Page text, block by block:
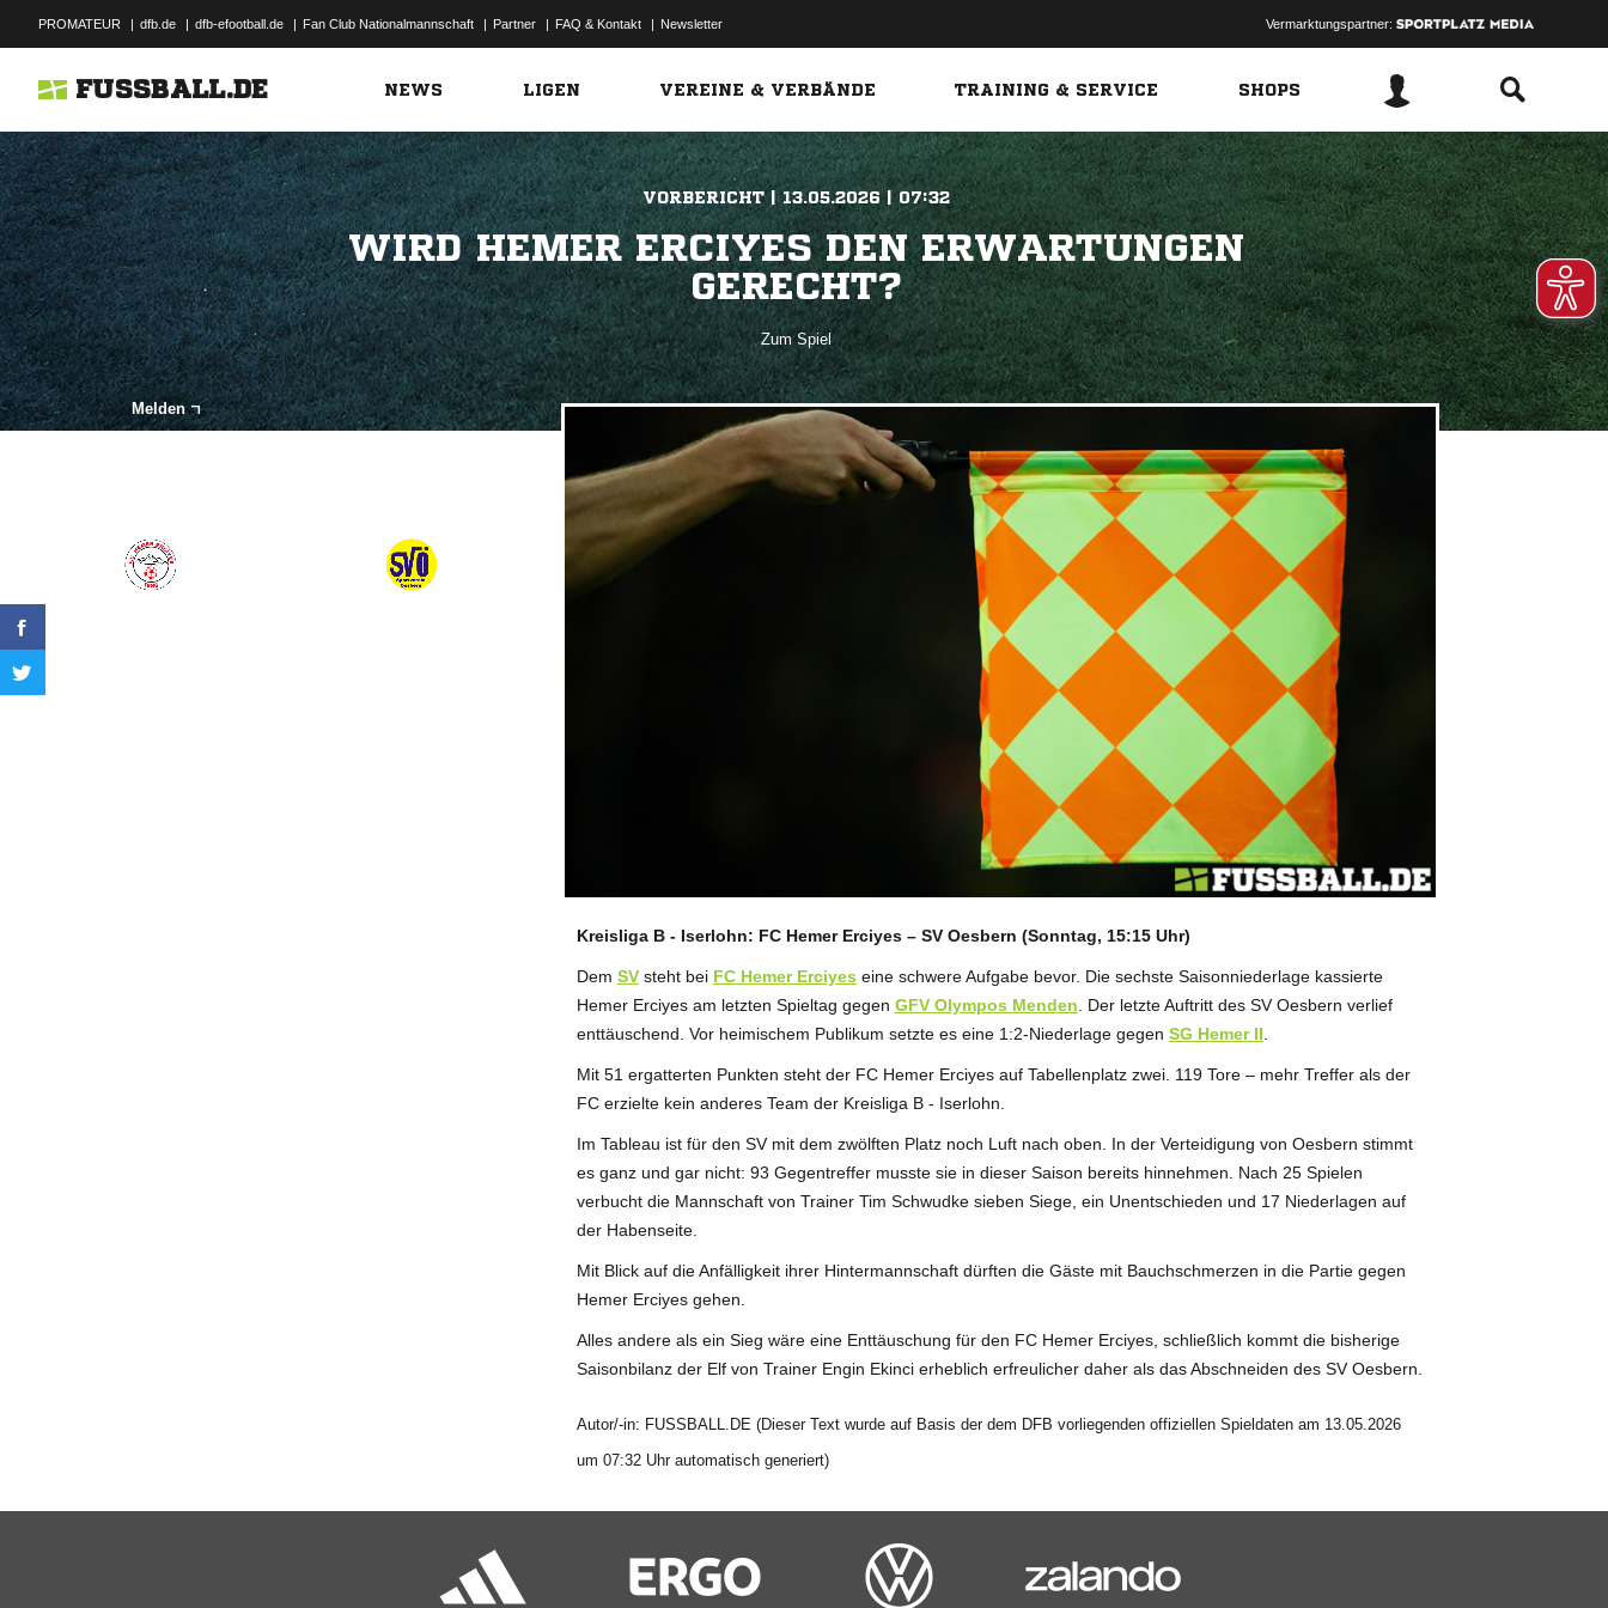
PROMATEUR | dfb.de | dfb-efootball.de | Fan Club Nationalmannschaft | Partner | FAQ & Kontakt | Newsletter Vermarktungspartner:
FUSSBALL.DE NEWS LIGEN VEREINE & VERBÄNDE TRAINING & SERVICE SHOPS
VORBERICHT | 13.05.2026 | 07:32
WIRD HEMER ERCIYES DEN ERWARTUNGEN
GERECHT?
Zum Spiel
Melden
ANZEIGE
Kreisliga B - Iserlohn: FC Hemer Erciyes – SV Oesbern (Sonntag, 15:15 Uhr)
Dem SVsteht bei FC Hemer Erciyes eine schwere Aufgabe bevor. Die sechste Saisonniederlage kassierte
Hemer Erciyes am letzten Spieltag gegen GFV Olympos Menden . Der letzte Auftritt des SV Oesbern verlief
enttäuschend. Vor heimischem Publikum setzte es eine 1:2-Niederlage gegen SG Hemer II
Mit 51 ergatterten Punkten steht der FC Hemer Erciyes auf Tabellenplatz zwei. 119 Tore – mehr Treffer als der
FC erzielte kein anderes Team der Kreisliga B - Iserlohn.
Im Tableau ist für den SV mit dem zwölften Platz noch Luft nach oben. In der Verteidigung von Oesbern stimmt
es ganz und gar nicht: 93 Gegentreffer musste sie in dieser Saison bereits hinnehmen. Nach 25 Spielen
verbucht die Mannschaft von Trainer Tim Schwudke sieben Siege, ein Unentschieden und 17 Niederlagen auf
der Habenseite.
Mit Blick auf die Anfälligkeit ihrer Hintermannschaft dürften die Gäste mit Bauchschmerzen in die Partie gegen
Hemer Erciyes gehen.
Alles andere als ein Sieg wäre eine Enttäuschung für den FC Hemer Erciyes, schließlich kommt die bisherige
Saisonbilanz der Elf von Trainer Engin Ekinci erheblich erfreulicher daher als das Abschneiden des SV Oesbern.
Autor/-in: FUSSBALL.DE (Dieser Text wurde auf Basis der dem DFB vorliegenden offiziellen Spieldaten am 13.05.2026
um 07:32 Uhr automatisch generiert)